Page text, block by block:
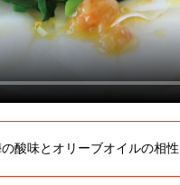
酸味とオリーブオイルの相